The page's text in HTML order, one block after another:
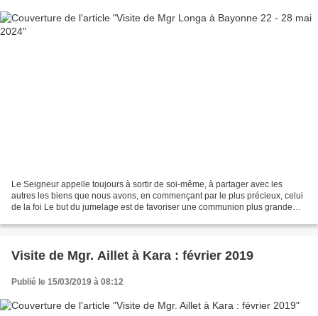
Le Seigneur appelle toujours à sortir de soi-même, à partager avec les
autres les biens que nous avons, en commençant par le plus précieux, celui
de la foi Le but du jumelage est de favoriser une communion plus grande
Visite de Mgr. Aillet à Kara : février 2019
Publié le 15/03/2019 à 08:12